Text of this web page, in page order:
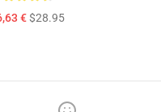
€$28.95